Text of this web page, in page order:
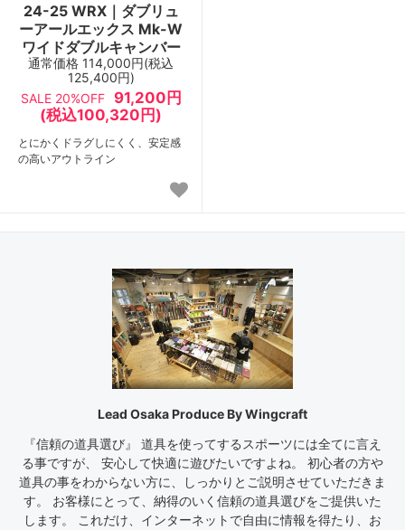
24-25 WRX｜ダブリュ
ーアールエックス Mk-W
ワイドダブルキャンバー
通常価格 114,000円(税込
125,400円)
SALE 20%OFF
91,200円
(税込100,320円)
とにかくドラグしにくく、安定感
の高いアウトライン
Lead Osaka Produce By Wingcraft
『信頼の道具選び』 道具を使ってするスポーツには全てに言え
る事ですが、 安心して快適に遊びたいですよね。 初心者の方や
道具の事をわからない方に、しっかりとご説明させていただきま
す。 お客様にとって、納得のいく信頼の道具選びをご提供いた
します。 これだけ、インターネットで自由に情報を得たり、お